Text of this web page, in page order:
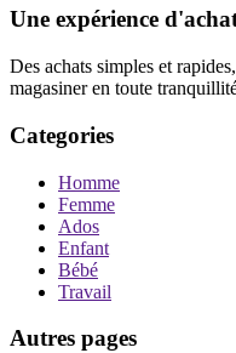
Une expérience
Des achats simples et
magasiner en toute
Categories
Homme
Femme
Ados
Enfant
Bébé
Travail
Autres pages